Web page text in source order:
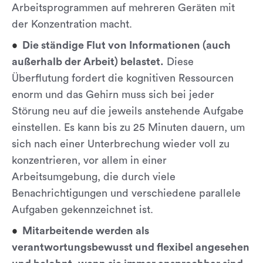
Arbeitsprogrammen auf mehreren Geräten mit
der Konzentration macht.
Die ständige Flut von Informationen (auch
außerhalb der Arbeit) belastet. Diese
Überflutung fordert die kognitiven Ressourcen
enorm und das Gehirn muss sich bei jeder
Störung neu auf die jeweils anstehende Aufgabe
einstellen. Es kann bis zu 25 Minuten dauern, um
sich nach einer Unterbrechung wieder voll zu
konzentrieren, vor allem in einer
Arbeitsumgebung, die durch viele
Benachrichtigungen und verschiedene parallele
Aufgaben gekennzeichnet ist.
Mitarbeitende werden als
verantwortungsbewusst und flexibel angesehen